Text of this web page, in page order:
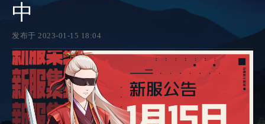
中
发布于 2023-01-15 18:04